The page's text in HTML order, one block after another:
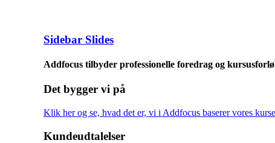
Sidebar Slides
Addfocus tilbyder professionelle foredrag og
Det bygger vi på
Klik her og se, hvad det er, vi i Addfocus baserer vores
Kundeudtalelser